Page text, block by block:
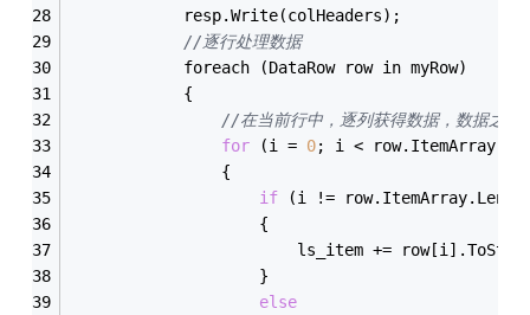
            resp.Write(colHeaders);
//逐行处理数据
            foreach (DataRow row in myRow)
            {
//在当前行中，逐列获得数据，数据之
for (i = 0; i <
                {
if (i !=
                    {
ls_item +=
                    }
else